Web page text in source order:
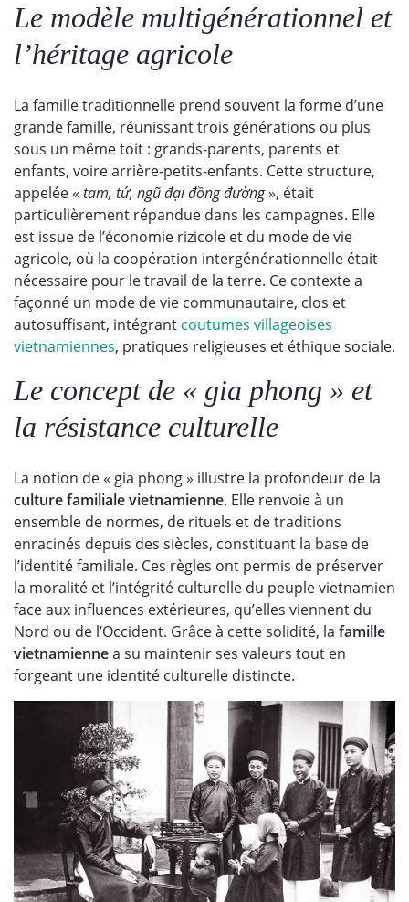
Le modèle multigénérationnel et
l’héritage agricole
La famille traditionnelle prend souvent la forme d’une
grande famille, réunissant trois générations ou plus
sous un même toit : grands-parents, parents et
enfants, voire arrière-petits-enfants. Cette structure,
appelée « tam, tứ, ngũ đại đồng đường», était
particulièrement répandue dans les campagnes. Elle
est issue de l’économie rizicole et du mode de vie
agricole, où la coopération intergénérationnelle était
nécessaire pour le travail de la terre. Ce contexte a
façonné un mode de vie communautaire, clos et
autosuffisant, intégrant coutumes villageoises
vietnamiennes, pratiques religieuses et éthique sociale.
Le concept de « gia phong » et
la résistance culturelle
La notion de « gia phong » illustre la profondeur de la
culture familiale vietnamienne. Elle renvoie à un
ensemble de normes, de rituels et de traditions
enracinés depuis des siècles, constituant la base de
l’identité familiale. Ces règles ont permis de préserver
la moralité et l’intégrité culturelle du peuple vietnamien
face aux influences extérieures, qu’elles viennent du
Nord ou de l’Occident. Grâce à cette solidité, la famille
vietnamiennea su maintenir ses valeurs tout en
forgeant une identité culturelle distincte.